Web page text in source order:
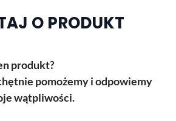
O PRODUKT
produkt?
pomożemy i odpowiemy
wątpliwości.